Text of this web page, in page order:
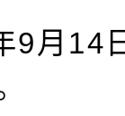
9月 14